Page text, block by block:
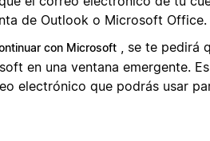
de Outlook o Microsoft Office.
con Microsoft , se te pedirá
en una ventana emergente.
electrónico que podrás usar